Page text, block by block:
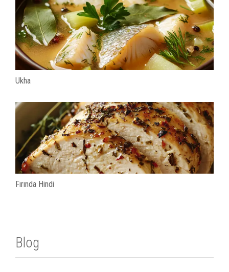
Ukha
Fırında Hindi
Blog